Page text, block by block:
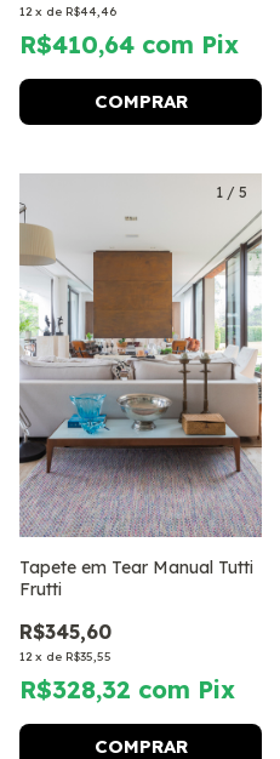
12 x de R$44,46
R$410,64 com Pix
COMPRAR
1 / 5
Tapete em Tear Manual Tutti
Frutti
R$345,60
12 x de R$35,55
R$328,32 com Pix
COMPRAR